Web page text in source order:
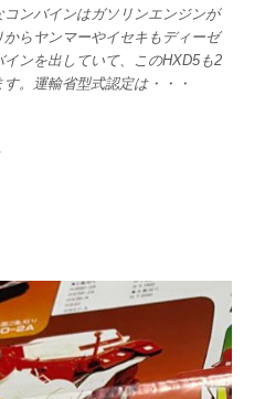
ンバインはガソリンエンジンが
らヤンマーやイセキもディーゼ
ンを出していて、このHXD5も2
。運輸省型式認定は・・・